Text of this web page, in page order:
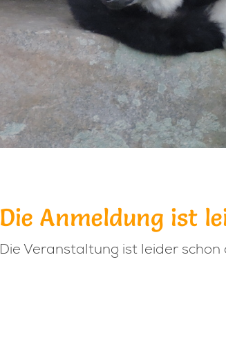
Die Anmeldung ist
Die Veranstaltung ist leider